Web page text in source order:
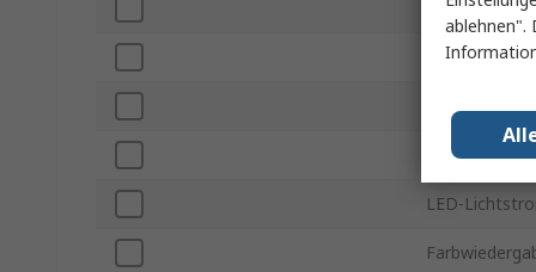
Montageart
Anzahl der
LED-
ablehnen".